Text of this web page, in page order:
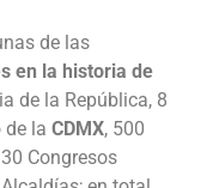
de las
en la historia de
de la República, 8
de la CDMX, 500
Congresos